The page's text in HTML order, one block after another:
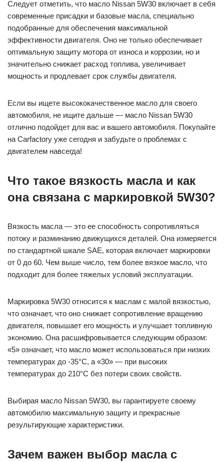
Следует отметить, что масло Nissan 5W30 включает в себя
современные присадки и базовые масла, специально
подобранные для обеспечения максимальной
эффективности двигателя. Оно не только обеспечивает
оптимальную защиту мотора от износа и коррозии, но и
значительно снижает расход топлива, увеличивает
мощность и продлевает срок службы двигателя.
Если вы ищете высококачественное масло для своего
автомобиля, не ищите дальше — масло Nissan 5W30
отлично подойдет для вас и вашего автомобиля. Покупайте
на Carfactory уже сегодня и забудьте о проблемах с
двигателем навсегда!
Что такое вязкость масла и как
она связана с маркировкой 5W30?
Вязкость масла — это ее способность сопротивляться
потоку и разминанию движущихся деталей. Она измеряется
по стандартной шкале SAE, которая включает маркировки
от 0 до 60. Чем выше число, тем более вязкое масло, что
подходит для более тяжелых условий эксплуатации.
Маркировка 5W30 относится к маслам с малой вязкостью,
что означает, что оно снижает сопротивление вращению
двигателя, повышает его мощность и улучшает топливную
экономию. Она расшифровывается следующим образом:
«5» означает, что масло может использоваться при низких
температурах до -35°С, а «30» — при высоких
температурах до 210°С без потери своих свойств.
Выбирая масло Nissan 5W30, вы гарантируете своему
автомобилю максимальную защиту и прекрасные
результирующие характеристики.
Зачем важен выбор масла с